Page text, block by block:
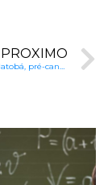
PRÓXIMO
#23: Marcelo Jatobá, pré-candidato à Prefeitura de Piracuruca (PI): Adequação de infraestrutura e gestão eficiente dos recursos educacionais